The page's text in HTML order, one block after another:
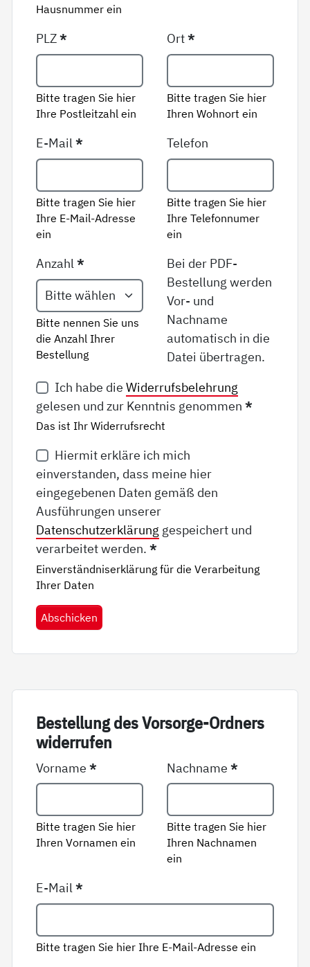
Hausnummer ein
PLZ*
Bitte tragen Sie hier
Ihre Postleitzahl ein
Ort*
Bitte tragen Sie hier
Ihren Wohnort ein
E-Mail*
Bitte tragen Sie hier
Ihre E-Mail-Adresse
ein
Telefon
Bitte tragen Sie hier
Ihre Telefonnumer
ein
Anzahl*
Bitte nennen Sie uns
die Anzahl Ihrer
Bestellung
Bei der PDF-
Bestellung werden
Vor- und
Nachname
automatisch in die
Datei übertragen.
Ich habe die Widerrufsbelehrung
gelesen und zur Kenntnis genommen*
Das ist Ihr Widerrufsrecht
Hiermit erkläre ich mich
einverstanden, dass meine hier
eingegebenen Daten gemäß den
Ausführungen unserer
Datenschutzerklärung gespeichert und
verarbeitet werden.*
Einverständniserklärung für die Verarbeitung
Ihrer Daten
Abschicken
Be­stel­lung des Vor­sor­ge-Ord­ners
wi­der­ru­fen
Vorname*
Bitte tragen Sie hier
Ihren Vornamen ein
Nachname*
Bitte tragen Sie hier
Ihren Nachnamen
ein
E-Mail*
Bitte tragen Sie hier Ihre E-Mail-Adresse ein